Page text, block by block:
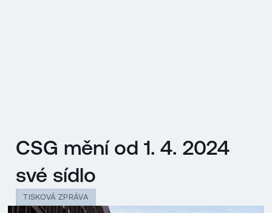
CSG mění od 1. 4. 2024
své sídlo
TISKOVÁ ZPRÁVA